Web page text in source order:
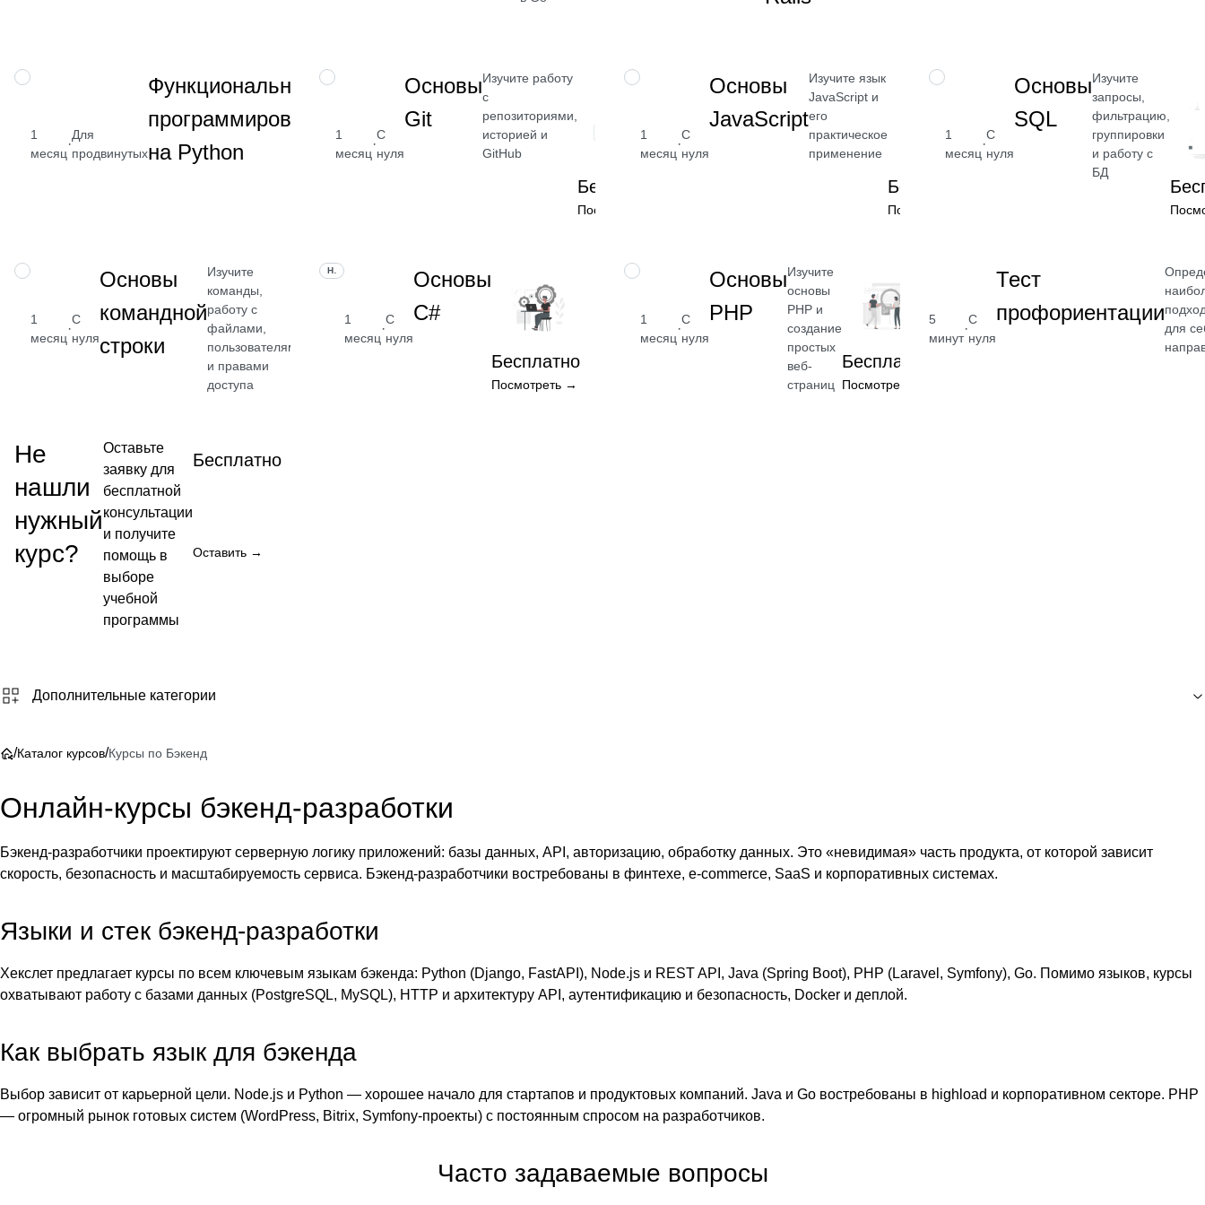
НАВЫК
1
месяц
·
Для
продвинутых
Функциональное
программирование
на Python
использовать
разнообразные
функции
высшего
от 2 400
НАВЫК
1
месяц
·
С
нуля
Основы
Git
Изучите работу
с
репозиториями,
историей и
GitHub
Бесплатно
Посмотреть →
НАВЫК
1
месяц
·
С
нуля
Основы
JavaScript
Изучите язык
JavaScript и
его
практическое
применение
Бесплатно
Посмотреть →
НАВЫК
1
месяц
·
С
нуля
Основы
SQL
Изучите
запросы,
фильтрацию,
группировки
и работу с
БД
НАВЫК
1
месяц
·
С
нуля
Основы
командной
строки
Изучите
команды,
работу с
файлами,
пользователями
и правами
доступа
НАВЫК
1
месяц
·
С
нуля
Основы
C#
Бесплатно
Посмотреть →
НАВЫК
1
месяц
·
С
нуля
Основы
PHP
Изучите
основы
PHP и
создание
простых
веб-
страниц
Бесплатно
Посмотреть →
5
минут
·
С
нуля
Тест
профориентации
для
Не
нашли
нужный
курс?
Оставьте
заявку для
бесплатной
консультации
и получите
помощь в
выборе
учебной
программы
Бесплатно
Оставить →
Дополнительные категории
/Каталог курсов/Курсы по Бэкенд
Онлайн-курсы бэкенд-разработки
Бэкенд-разработчики проектируют серверную логику приложений: базы данных, API, авторизацию, обработку данных. Это «невидимая» часть продукта, от которой зависит
скорость, безопасность и масштабируемость сервиса. Бэкенд-разработчики востребованы в финтехе, e-commerce, SaaS и корпоративных системах.
Языки и стек бэкенд-разработки
Хекслет предлагает курсы по всем ключевым языкам бэкенда: Python (Django, FastAPI), Node.js и REST API, Java (Spring Boot), PHP (Laravel, Symfony), Go. Помимо языков, курсы
охватывают работу с базами данных (PostgreSQL, MySQL), HTTP и архитектуру API, аутентификацию и безопасность, Docker и деплой.
Как выбрать язык для бэкенда
Выбор зависит от карьерной цели. Node.js и Python — хорошее начало для стартапов и продуктовых компаний. Java и Go востребованы в highload и корпоративном секторе. PHP
— огромный рынок готовых систем (WordPress, Bitrix, Symfony-проекты) с постоянным спросом на разработчиков.
Часто задаваемые вопросы